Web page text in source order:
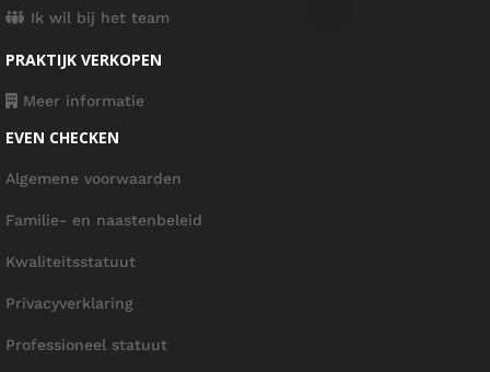
Ik wil bij het team
PRAKTIJK VERKOPEN
Meer informatie
EVEN CHECKEN
Algemene voorwaarden
Familie- en naastenbeleid
Kwaliteitsstatuut
Privacyverklaring
Professioneel statuut